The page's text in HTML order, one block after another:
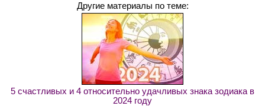
Другие материалы по теме:
5 счастливых и 4 относительно удачливых знака зодиака в
2024 году